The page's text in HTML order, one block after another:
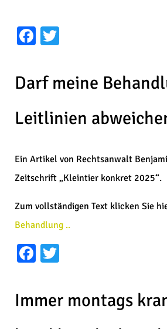
Facebook
Darf meine
Leitlinien
Ein Artikel von Rechtsanwalt
Zeitschrift „Kleintier konkret 2025“.
Zum vollständigen Text klicken Sie
Behandlung ..
Facebook
Immer montags